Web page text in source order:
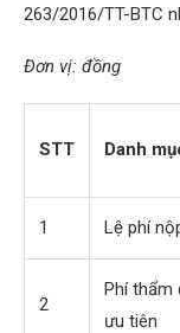
263/2016/TT-BTC
Đơn vị: đồng
STT Danh
1 Lệ phí
2
Phí thẩm
ưu tiên